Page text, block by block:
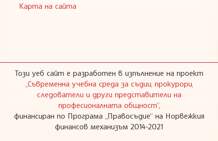
Карта на сайта
Този уеб сайт е разработен в изпълнение на проект
„Съвременна учебна среда за съдии, прокурори,
следователи и други представители на
професионалната общност“,
финансиран по Програма „Правосъдие“ на Норвежкия
финансов механизъм 2014-2021